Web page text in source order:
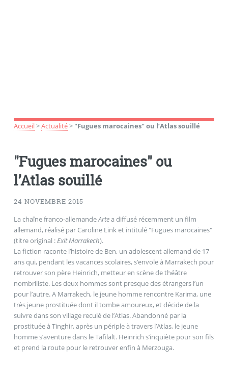
Accueil>Actualité> "Fugues marocaines" ou l’Atlas souillé
"Fugues marocaines" ou
l’Atlas souillé
24 NOVEMBRE 2015
La chaîne franco-allemandeArtea diffusé récemment un film
allemand, réalisé par Caroline Link et intitulé "Fugues marocaines"
(titre original :Exit Marrakech).
La fiction raconte l’histoire de Ben, un adolescent allemand de 17
ans qui, pendant les vacances scolaires, s’envole à Marrakech pour
retrouver son père Heinrich, metteur en scène de théâtre
nombriliste. Les deux hommes sont presque des étrangers l’un
pour l’autre. A Marrakech, le jeune homme rencontre Karima, une
très jeune prostituée dont il tombe amoureux, et décide de la
suivre dans son village reculé de l’Atlas. Abandonné par la
prostituée à Tinghir, après un périple à travers l’Atlas, le jeune
homme s’aventure dans le Tafilalt. Heinrich s’inquiète pour son fils
et prend la route pour le retrouver enfin à Merzouga.